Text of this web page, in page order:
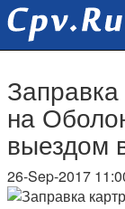
на
выездом
26-Sep-2017